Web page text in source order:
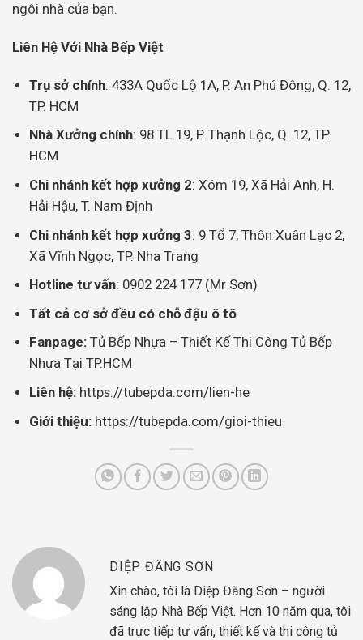
ngôi nhà của bạn.
Liên Hệ Với Nhà Bếp Việt
Trụ sở chính: 433A Quốc Lộ 1A, P. An Phú Đông, Q. 12,
TP. HCM
Nhà Xưởng chính: 98 TL 19, P. Thạnh Lộc, Q. 12, TP.
HCM
Chi nhánh kết hợp xưởng 2: Xóm 19, Xã Hải Anh, H.
Hải Hậu, T. Nam Định
Chi nhánh kết hợp xưởng 3: 9 Tổ 7, Thôn Xuân Lạc 2,
Xã Vĩnh Ngọc, TP. Nha Trang
Hotline tư vấn: 0902 224 177 (Mr Sơn)
Tất cả cơ sở đều có chỗ đậu ô tô
Fanpage: Tủ Bếp Nhựa – Thiết Kế Thi Công Tủ Bếp
Nhựa Tại TP.HCM
Liên hệ: https://tubepda.com/lien-he
Giới thiệu: https://tubepda.com/gioi-thieu
DIỆP ĐĂNG SƠN
Xin chào, tôi là Diệp Đăng Sơn – người
sáng lập Nhà Bếp Việt. Hơn 10 năm qua, tôi
đã trực tiếp tư vấn, thiết kế và thi công tủ